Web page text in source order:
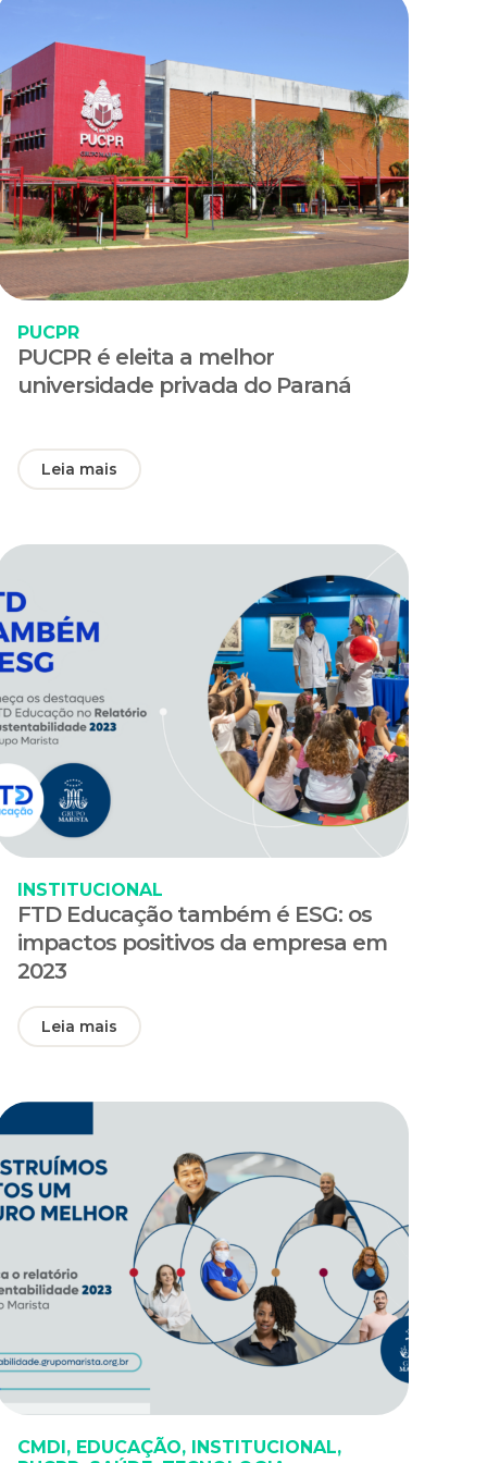
PUCPR
PUCPR é eleita a melhor
universidade privada do Paraná
Leia mais
INSTITUCIONAL
FTD Educação também é ESG: os
impactos positivos da empresa em
2023
Leia mais
CMDI, EDUCAÇÃO, INSTITUCIONAL,